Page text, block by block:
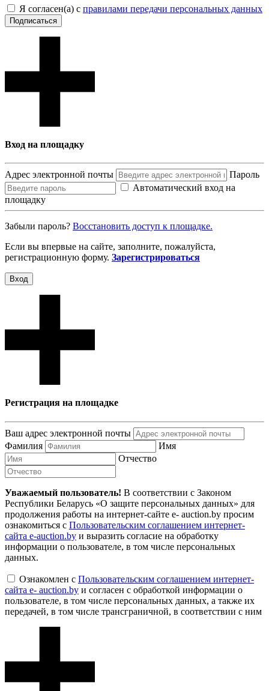
Я согласен(а) с правилами передачи персональных данных
Подписаться
Вход на площадку
Адрес электронной почты
Пароль
Автоматический вход на
площадку
Забыли пароль? Восcтановить доступ к площадке.
Если вы впервые на сайте, заполните, пожалуйста,
регистрационную форму. Зарегистрироваться
Вход
Регистрация на площадке
Ваш адрес электронной почты
Фамилия
Имя
Отчество
Уважаемый пользователь! В соответствии с Законом
Республики Беларусь «О защите персональных данных» для
продолжения работы на интернет-сайте e- auction.by просим
ознакомиться с Пользовательским соглашением интернет-
сайта e-auction.by и выразить согласие на обработку
информации о пользователе, в том числе персональных
данных.
Ознакомлен с Пользовательским соглашением интернет-
сайта e- auction.by и согласен с обработкой информации о
пользователе, в том числе персональных данных, а также их
передачей, в том числе трансграничной, в соответствии с ним